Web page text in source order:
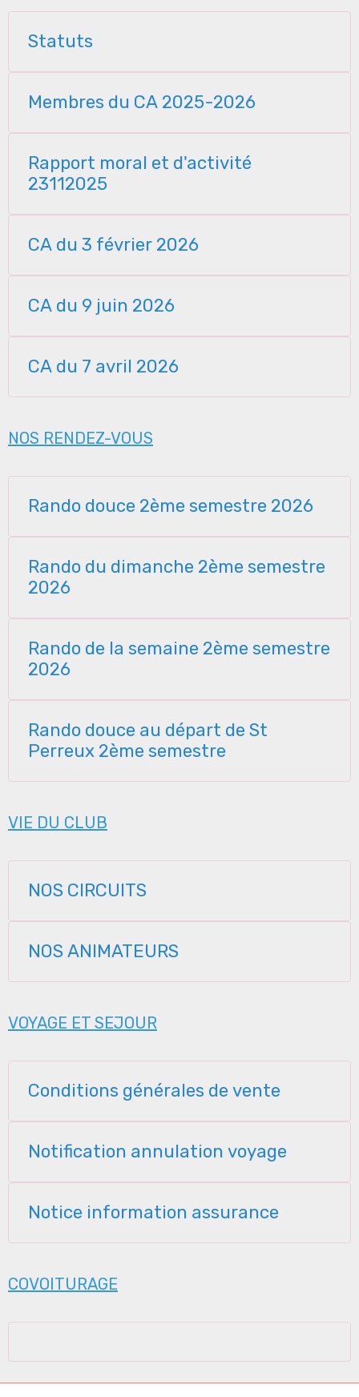
Statuts
Membres du CA 2025-2026
Rapport moral et d'activité
23112025
CA du 3 février 2026
CA du 9 juin 2026
CA du 7 avril 2026
NOS RENDEZ-VOUS
Rando douce 2ème semestre 2026
Rando du dimanche 2ème semestre
2026
Rando de la semaine 2ème semestre
2026
Rando douce au départ de St
Perreux 2ème semestre
VIE DU CLUB
NOS CIRCUITS
NOS ANIMATEURS
VOYAGE ET SEJOUR
Conditions générales de vente
Notification annulation voyage
Notice information assurance
COVOITURAGE